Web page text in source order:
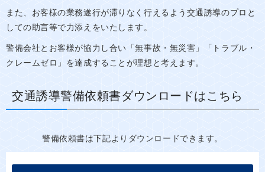
また、お客様の業務遂行が滞りなく行えるよう交通誘導のプロと
しての助言等で力添えをいたします。
警備会社とお客様が協力し合い「無事故・無災害」「トラブル・
クレームゼロ」を達成することが理想と考えます。
交通誘導警備依頼書ダウンロードはこちら
警備依頼書は下記よりダウンロードできます。